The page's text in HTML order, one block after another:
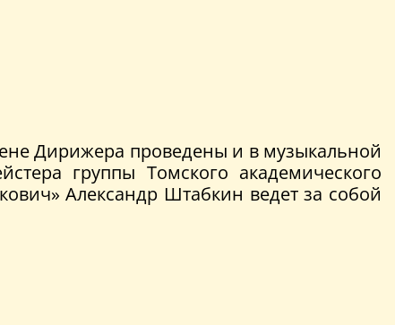
Дирижера проведены и в музыкальной
группы Томского академического
Александр Штабкин ведет за собой